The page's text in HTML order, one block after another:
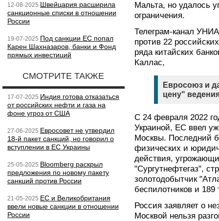
12-08-2025 Швейцария расширила
санкционные списки в отношении
России
19-07-2025 Под санкции ЕС попал
Карен Шахназаров, банки и Фонд
прямых инвестиций
СМОТРИТЕ ТАКЖЕ
17-07-2025 Индия готова отказаться
от российских нефти и газа на
фоне угроз от США
27-06-2025 Евросовет не утвердил
18-й пакет санкций, но говорил о
вступлении в ЕС Украины
25-05-2025 Bloomberg раскрыл
предложения по новому пакету
санкций против России
21-05-2025 ЕС и Великобритания
ввели новые санкции в отношении
России
Мальта, но удалось
ограничения.
Телеграм-канал
против 22
ряда китайских
Каллас,
Евросоюз и
цену"
С 24 февраля 2022
Украиной, ЕС ввел
Москвы. Последний
физических и
действия,
"Сургутнефтегаз",
золотодобытчик
беспилотников и 189
Россия заявляет о
Москвой нельзя